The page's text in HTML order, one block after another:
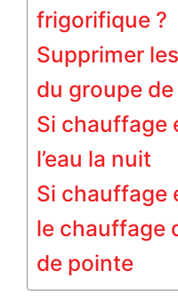
frigorifique ?
Supprimer
du groupe
Si chauffage
l’eau la nuit
Si chauffage
le chauffage
de pointe